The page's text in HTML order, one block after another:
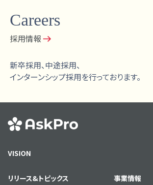
Careers
採用情報
新卒採用、中途採用、
インターンシップ採用を行っております。
VISION
リリース&トピックス
事業情報